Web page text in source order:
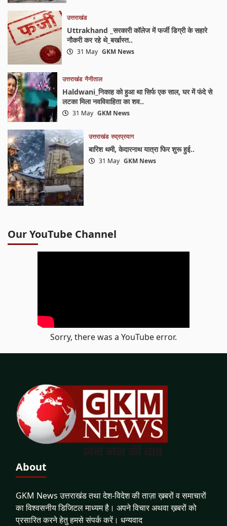
उत्तराखंड
Uttrakhand _सरकारी कॉलेज में फर्जी डिग्री के सहारे
नौकरी कर रहे थे_बर्खास्त..
31 May GKM News
उत्तराखंड नैनीताल
Haldwani_निकाह को हुआ था सिर्फ एक साल, घर में फंदे से
लटका मिला नवविवाहिता का शव..
31 May GKM News
उत्तराखंड रुद्रप्रयाग
बारिश थमी, केदारनाथ यात्रा फिर शुरू हुई..
31 May GKM News
Our YouTube Channel
Sorry, there was a YouTube error.
About
GKM News उत्तराखंड तथा देश-विदेश की ताज़ा ख़बरों व समाचारों
का विश्वसनीय डिजिटल माध्यम है। अपने विचार अथवा ख़बरों को
प्रसारित करने हेतु हमसे संपर्क करें। धन्यवाद